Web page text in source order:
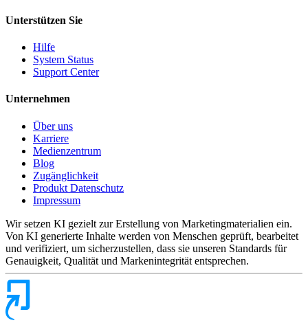
Unterstützen Sie
Hilfe
System Status
Support Center
Unternehmen
Über uns
Karriere
Medienzentrum
Blog
Zugänglichkeit
Produkt Datenschutz
Impressum
Wir setzen KI gezielt zur Erstellung von Marketingmaterialien ein.
Von KI generierte Inhalte werden von Menschen geprüft, bearbeitet
und verifiziert, um sicherzustellen, dass sie unseren Standards für
Genauigkeit, Qualität und Markenintegrität entsprechen.